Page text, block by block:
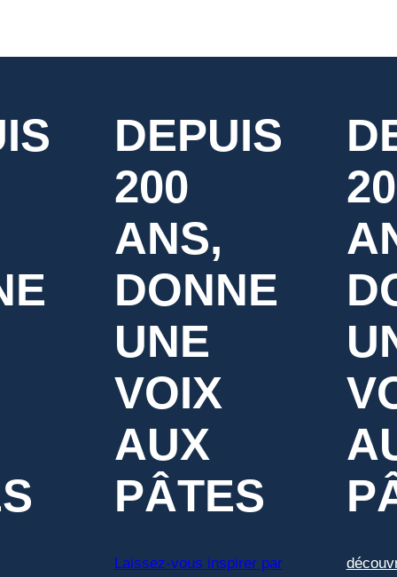
DEPUIS
200
ANS,
DONNE
UNE
VOIX
AUX
PÂTES
Laissez-vous inspirer par